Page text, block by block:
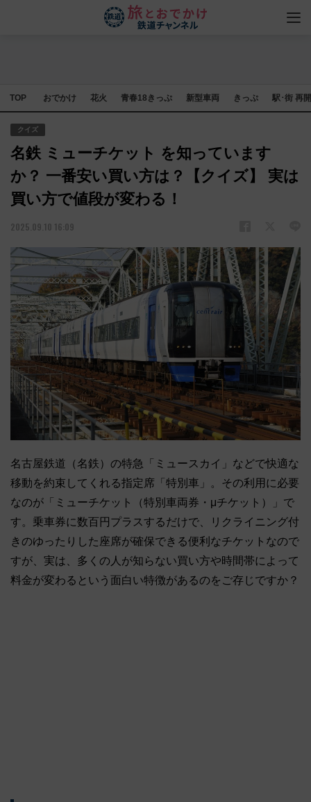
TOP おでかけ 花火 青春18きっぷ 新型車両 きっぷ 駅･街 再
クイズ
名鉄 ミューチケット を知っています
か？ 一番安い買い方は？【クイズ】 実は
買い方で値段が変わる！
2025.09.10 16:09
名古屋鉄道（名鉄）の特急「ミュースカイ」などで快適な
移動を約束してくれる指定席「特別車」。その利用に必要
なのが「ミューチケット（特別車両券・μチケット）」で
す。乗車券に数百円プラスするだけで、リクライニング付
きのゆったりした座席が確保できる便利なチケットなので
すが、実は、多くの人が知らない買い方や時間帯によって
料金が変わるという面白い特徴があるのをご存じですか？